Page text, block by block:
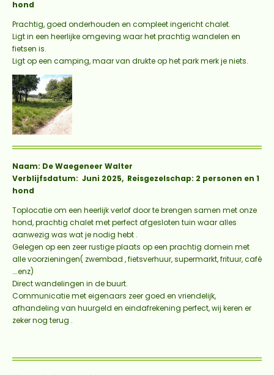
hond
Prachtig, goed onderhouden en compleet ingericht chalet.
Ligt in een heerlijke omgeving waar het prachtig wandelen en
fietsen is.
Ligt op een camping, maar van drukte op het park merk je niets.
Naam: De Waegeneer Walter
Verblijfsdatum: Juni 2025, Reisgezelschap: 2 personen en 1
hond
Toplocatie om een heerlijk verlof door te brengen samen met onze
hond, prachtig chalet met perfect afgesloten tuin waar alles
aanwezig was wat je nodig hebt .
Gelegen op een zeer rustige plaats op een prachtig domein met
alle voorzieningen( zwembad , fietsverhuur, supermarkt, frituur, café
….enz)
Direct wandelingen in de buurt.
Communicatie met eigenaars zeer goed en vriendelijk,
afhandeling van huurgeld en eindafrekening perfect, wij keren er
zeker nog terug .